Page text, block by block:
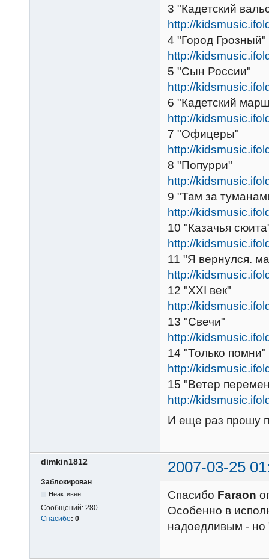
3 "Кадетский
http://
4 "Город Грозный"
http://
5 "Сын России"
http://
6 "Кадетский
http://
7 "Офицеры"
http://
8 "Попурри"
http://
9 "Там за
http://
10 "Казачья
http://
11 "Я вернулся.
http://
12 "XXI век"
http://
13 "Свечи"
http://
14 "Только помни"
http://
15 "Ветер
http://
И еще раз прошу
dimkin1812 2007-03-25
Заблокирован
Неактивен
Сообщений: 280
Спасибо: 0
Спасибо Faraon
Особенно в
надоедливым - но